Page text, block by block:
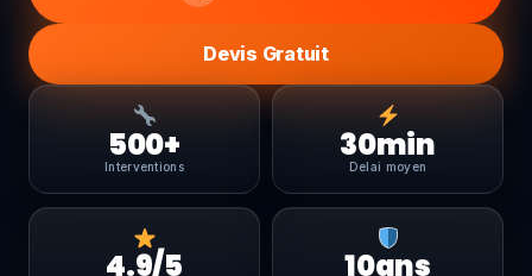
Devis Gratuit
500+
Interventions
30min
Delai moyen
4.9/5 10ans